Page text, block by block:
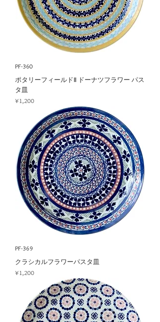
PF-360
ポタリーフィールドⅡ ドーナツフラワー パス
タ皿
Price
¥1,200
PF-369
クラシカルフラワーパスタ皿
Price
¥1,200